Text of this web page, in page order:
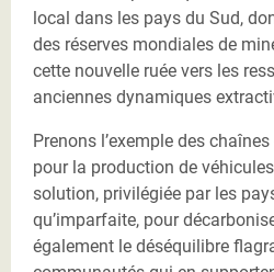
local dans les pays du Sud,
des réserves mondiales de
cette nouvelle ruée vers les
anciennes dynamiques
Prenons l’exemple des
pour la production de
solution, privilégiée par les
qu’imparfaite, pour
également le déséquilibre